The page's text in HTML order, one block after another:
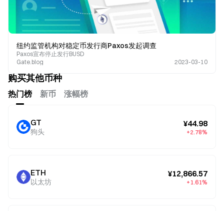
纽约监管机构对稳定币发行商Paxos发起调查
Paxos宣布停止发行BUSD
Gate.blog
2023-03-10
购买其他币种
热门榜 新币 涨幅榜
GT
狗头
¥44.98
+2.78%
ETH
以太坊
¥12,866.57
+1.61%